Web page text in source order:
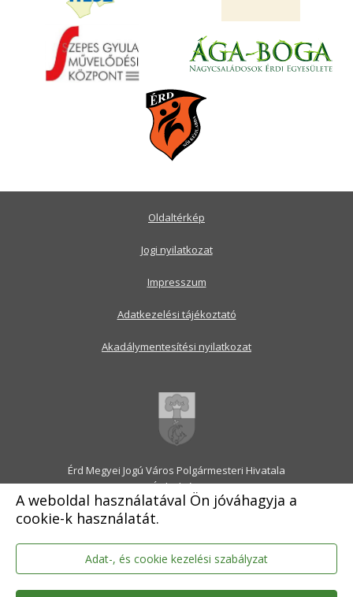
A weboldal használatával Ön jóváhagyja a
cookie-k használatát.
Adat-, és cookie kezelési szabályzat
Érd Megyei Jogú Város Polgármesteri Hivatala
2030 Érd, Alsó utca 1.
Levélcím: 2031 Érd, Pf.: 31
E-mail:onkormanyzat@erd.hu
Telefonközpont:06-23-522-300
Ügyfélszolgálat:06-23-522-301
Hivatali Kapu: ERDPH
KRID szám: 707189964
Oldaltérkép
Jogi nyilatkozat
Impresszum
Adatkezelési tájékoztató
Akadálymentesítési nyilatkozat